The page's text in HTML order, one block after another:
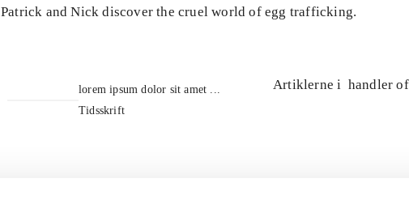
Patrick and Nick discover the cruel world of egg trafficking.
lorem ipsum dolor sit amet ...
Tidsskrift
Artiklerne i handler